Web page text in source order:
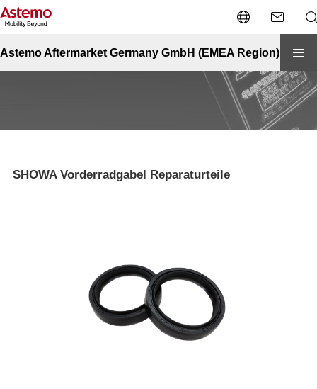
Astemo Aftermarket Germany GmbH (EMEA Region)
Site Top SHOWA Vorderradgabel Reparaturteile
SHOWA Vorderradgabel Reparaturteile